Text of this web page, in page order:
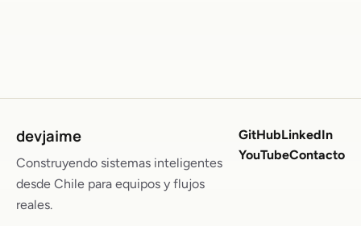
devjaime
Construyendo sistemas inteligentes
desde Chile para equipos y flujos
reales.
GitHubLinkedIn
YouTubeContacto